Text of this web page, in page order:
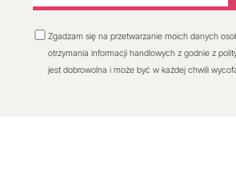
Zgadzam się na przetwarzanie moich danych
otrzymania informacji handlowych z godnie z
jest dobrowolna i może być w każdej chwili